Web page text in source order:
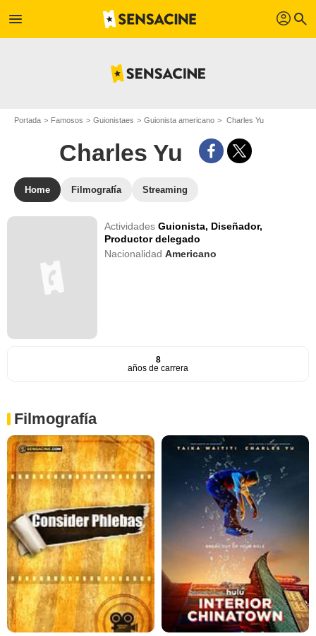
menu profil search
Portada Famosos Guionistaes Guionista americano Charles Yu
Charles Yu
Home Filmografía Streaming
ActividadesGuionista, Diseñador,
Productor delegado
NacionalidadAmericano
8
años de carrera
Filmografía